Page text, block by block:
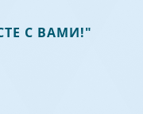
С ВАМИ!"